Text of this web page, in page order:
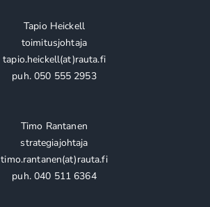
Tapio Heickell
toimitusjohtaja
tapio.heickell(at)rauta.fi
puh. 050 555 2953
Timo Rantanen
strategiajohtaja
timo.rantanen(at)rauta.fi
puh. 040 511 6364